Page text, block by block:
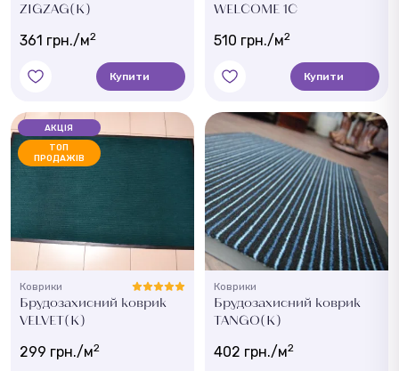
ZIGZAG(K)
361 грн./м2
Купити
WELCOME 1C
510 грн./м2
Купити
АКЦІЯ
ТОП
ПРОДАЖІВ
Коврики
Брудозахисний коврик
VELVET(K)
299 грн./м2
Коврики
Брудозахисний коврик
TANGO(K)
402 грн./м2